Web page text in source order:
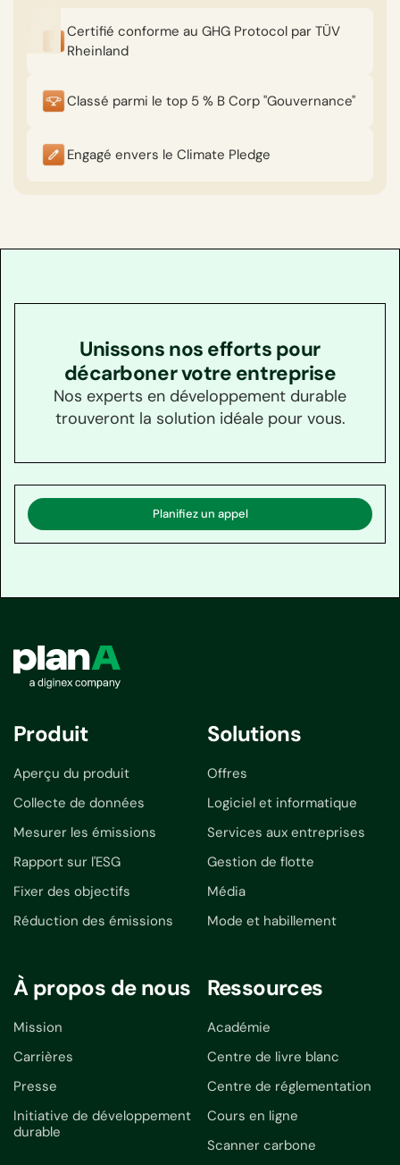
Certifié conforme au GHG Protocol par TÜV
Rheinland
Classé parmi le top 5 % B Corp "Gouvernance"
Engagé envers le Climate Pledge
Unissons nos efforts pour
décarboner votre entreprise
Nos experts en développement durable
trouveront la solution idéale pour vous.
Planifiez un appel
Produit
Aperçu du produit
Collecte de données
Mesurer les émissions
Rapport sur l'ESG
Fixer des objectifs
Réduction des émissions
Solutions
Offres
Logiciel et informatique
Services aux entreprises
Gestion de flotte
Média
Mode et habillement
À propos de nous
Mission
Carrières
Presse
Initiative de développement
durable
Ressources
Académie
Centre de livre blanc
Centre de réglementation
Cours en ligne
Scanner carbone